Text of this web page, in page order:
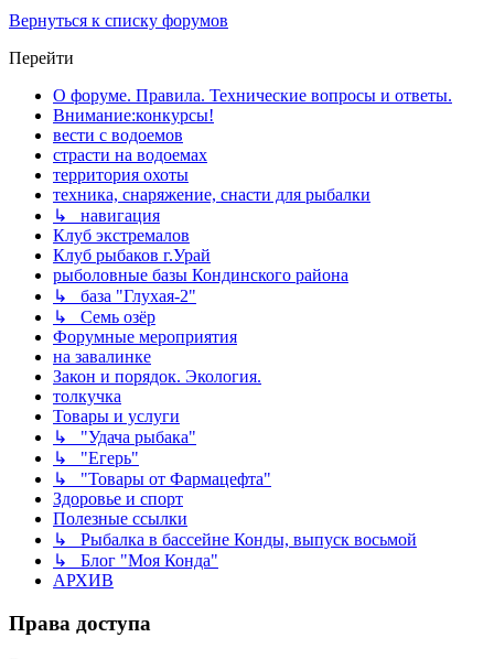
Вернуться к списку форумов
Перейти
О форуме. Правила. Технические вопросы и ответы.
Внимание:конкурсы!
вести с водоемов
страсти на водоемах
территория охоты
техника, снаряжение, снасти для рыбалки
↳ навигация
Клуб экстремалов
Клуб рыбаков г.Урай
рыболовные базы Кондинского района
↳ база "Глухая-2"
↳ Семь озёр
Форумные мероприятия
на завалинке
Закон и порядок. Экология.
толкучка
Товары и услуги
↳ "Удача рыбака"
↳ "Егерь"
↳ "Товары от Фармацефта"
Здоровье и спорт
Полезные ссылки
↳ Рыбалка в бассейне Конды, выпуск восьмой
↳ Блог "Моя Конда"
АРХИВ
Права доступа